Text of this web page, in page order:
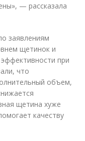
— рассказала
заявлениям
щетинок и
при
что
объем,
щетина хуже
качеству